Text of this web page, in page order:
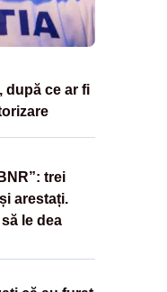
după ce ar fi
trei
arestați.
le dea